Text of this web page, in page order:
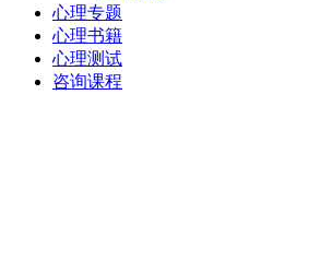
心理专题
心理书籍
心理测试
咨询课程